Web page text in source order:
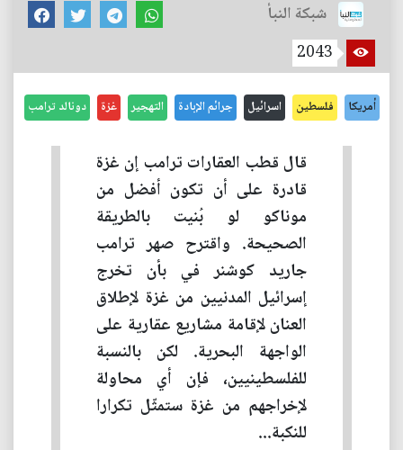
شبكة النبأ
2043
أمريكا فلسطين اسرائيل جرائم الإبادة التهجير غزة دونالد ترامب
قال قطب العقارات ترامب إن غزة
قادرة على أن تكون أفضل من
موناكو لو بُنيت بالطريقة
الصحيحة. واقترح صهر ترامب
جاريد كوشنر في بأن تخرج
إسرائيل المدنيين من غزة لإطلاق
العنان لإقامة مشاريع عقارية على
الواجهة البحرية. لكن بالنسبة
للفلسطينيين، فإن أي محاولة
لإخراجهم من غزة ستمثّل تكرارا
للنكبة...